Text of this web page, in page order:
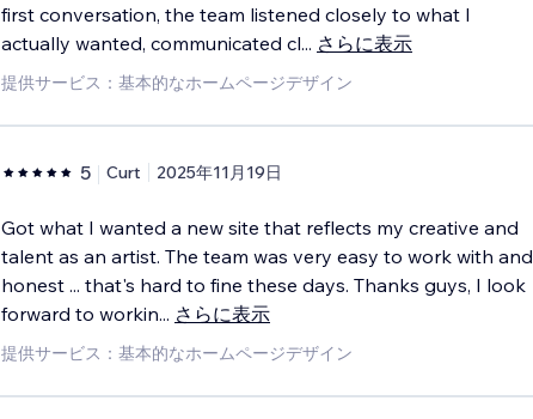
first conversation, the team listened closely to what I
actually wanted, communicated cl... さらに表示
提供サービス：基本的なホームページデザイン
5 Curt 2025年11月19日
Got what I wanted a new site that reflects my creative and
talent as an artist. The team was very easy to work with and
honest ... that's hard to fine these days. Thanks guys, I look
forward to workin... さらに表示
提供サービス：基本的なホームページデザイン